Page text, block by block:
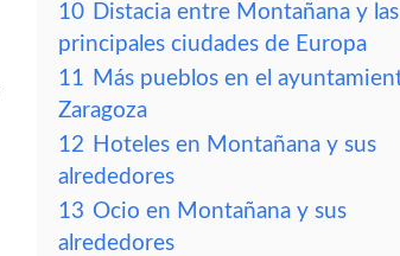
10 Distacia entre Montañana y las
principales ciudades de Europa
11 Más pueblos en el
Zaragoza
12 Hoteles en Montañana y sus
alrededores
13 Ocio en Montañana y sus
alrededores